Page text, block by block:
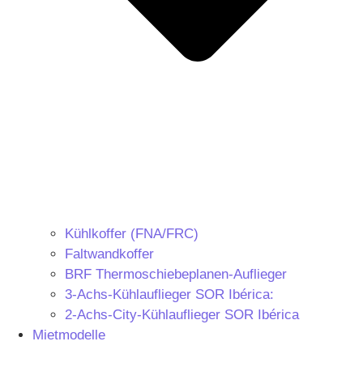
Kühlkoffer (FNA/FRC)
Faltwandkoffer
BRF Thermoschiebeplanen-Auflieger
3-Achs-Kühlauflieger SOR Ibérica:
2-Achs-City-Kühlauflieger SOR Ibérica
Mietmodelle